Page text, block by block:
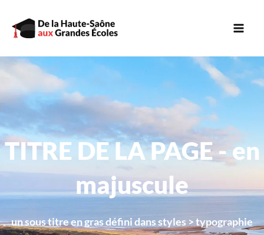
contenu
TITRE DE LA PAGE - en
majuscule
un sous titre en gras défini dans styles > typographie